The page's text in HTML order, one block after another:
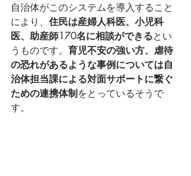
自治体がこのシステムを導入すること
により、 住民は産婦人科医、小児科
医、助産師170名に相談ができるとい
うものです。 育児不安の強い方、虐待
の恐れがあるような事例については自
治体担当課による対面サポートに繋ぐ
ための連携体制をとっているそうで
す。